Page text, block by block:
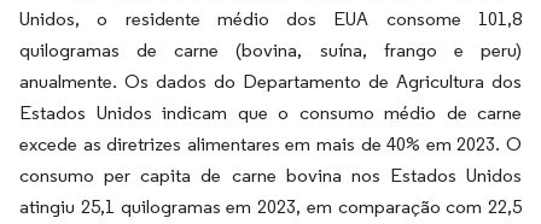
Unidos, o residente médio dos EUA consome 101,8
quilogramas de carne (bovina, suína, frango e peru)
anualmente. Os dados do Departamento de Agricultura dos
Estados Unidos indicam que o consumo médio de carne
excede as diretrizes alimentares em mais de 40% em 2023. O
consumo per capita de carne bovina nos Estados Unidos
atingiu 25,1 quilogramas em 2023, em comparação com 22,5